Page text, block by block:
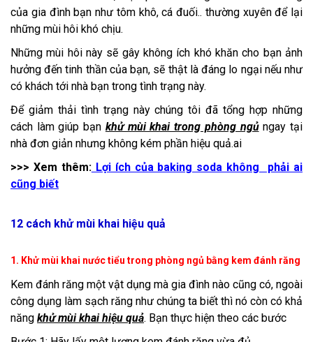
của gia đình bạn như tôm khô, cá đuối.. thường xuyên để lại
những mùi hôi khó chịu.
Những mùi hôi này sẽ gây không ích khó khăn cho bạn ảnh
hưởng đến tinh thần của bạn, sẽ thật là đáng lo ngại nếu như
có khách tới nhà bạn trong tình trạng này.
Để giảm thải tình trạng này chúng tôi đã tổng hợp những
cách làm giúp bạn khử mùi khai trong phòng ngủngay tại
nhà đơn giản nhưng không kém phần hiệu quả.ai
>>> Xem thêm:Lợi ích của baking soda không phải ai
cũng biết
12 cách khử mùi khai hiệu quả
1. Khử mùi khai nước tiểu trong phòng ngủ bằng kem đánh răng
Kem đánh răng một vật dụng mà gia đình nào cũng có, ngoài
công dụng làm sạch răng như chúng ta biết thì nó còn có khả
năng khử mùi khai hiệu quả. Bạn thực hiện theo các bước